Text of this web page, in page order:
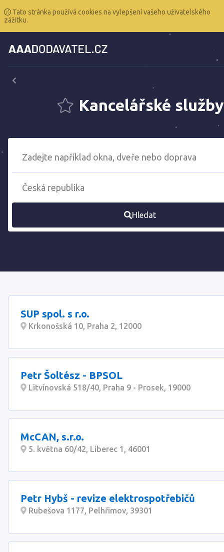
Tato stránka používá cookies na vylepšení vašeho uživatelského
zážitku.
Kancelářské služby
Hledat
SUP spol. s r.o.
Krkonošská 10, Praha 2, 12000
Petr Šoltész - BPSOL
Litvínovská 518/40, Praha 9 - Prosek, 19000
McCAN, s.r.o.
5. května 60/42, Liberec 1, 46001
Petr Hybš - revize elektrospotřebičů
Rubešova 1177, Pelhřimov, 39301